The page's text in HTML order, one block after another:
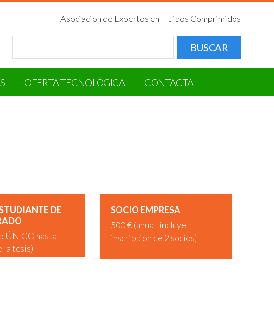
Asociación de Expertos en Fluidos Comprimidos
BUSCAR
OFERTA TECNOLÓGICA CONTACTA
DE
ÚNICO hasta
la tesis)
SOCIO EMPRESA
500 € (anual; incluye
inscripción de 2 socios)